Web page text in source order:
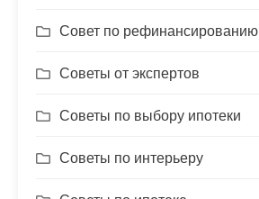
Совет по рефинансированию
Советы от экспертов
Советы по выбору ипотеки
Советы по интерьеру